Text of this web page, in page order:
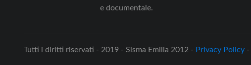
e documentale.
Tutti i diritti riservati - 2019 - Sisma Emilia 2012 - Privacy Policy -